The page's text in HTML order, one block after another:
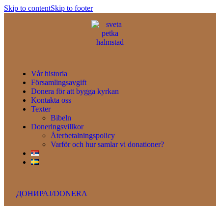
Skip to contentSkip to footer
Vår historia
Församlingsavgift
Donera för att bygga kyrkan
Kontakta oss
Texter
Bibeln
Doneringsvillkor
Återbetalningspolicy
Varför och hur samlar vi donationer?
ДОНИРАЈ/DONERA